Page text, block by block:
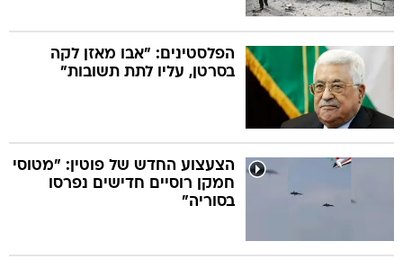
הפלסטינים: "אבו מאזן לקה
בסרטן, עליו לתת תשובות"
הצעצוע החדש של פוטין: "מטוסי
חמקן רוסיים חדישים נפרסו
בסוריה"